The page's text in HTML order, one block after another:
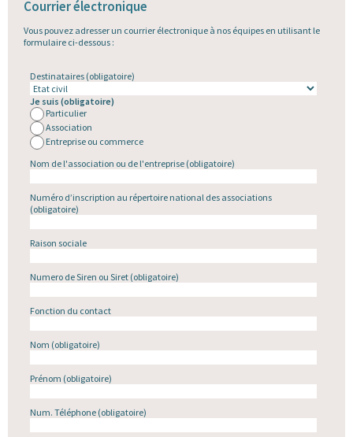
Courrier électronique
Vous pouvez adresser un courrier électronique à nos équipes en utilisant le
formulaire ci-dessous :
Destinataires(obligatoire)
Je suis (obligatoire)
Particulier
Association
Entreprise ou commerce
Nom de l'association ou de l'entreprise(obligatoire)
Numéro d’inscription au répertoire national des associations
(obligatoire)
Raison sociale
Numero de Siren ou Siret(obligatoire)
Fonction du contact
Nom (obligatoire)
Prénom (obligatoire)
Num. Téléphone(obligatoire)